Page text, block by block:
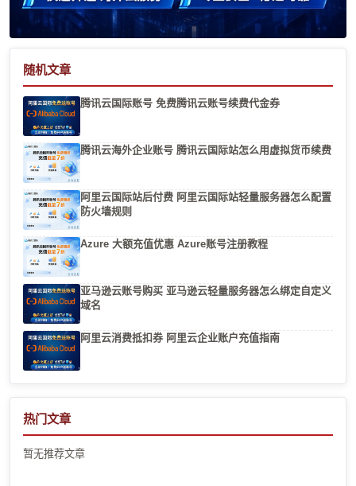
随机文章
腾讯云国际账号 免费腾讯云账号续费代金券
腾讯云海外企业账号 腾讯云国际站怎么用虚拟货币续费
阿里云国际站后付费 阿里云国际站轻量服务器怎么配置
防火墙规则
Azure 大额充值优惠 Azure账号注册教程
亚马逊云账号购买 亚马逊云轻量服务器怎么绑定自定义
域名
阿里云消费抵扣券 阿里云企业账户充值指南
热门文章
暂无推荐文章